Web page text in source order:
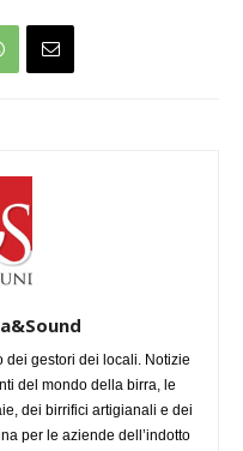
dei gestori dei locali. Notizie
del mondo della birra, le
dei birrifici artigianali e dei
per le aziende dell’indotto